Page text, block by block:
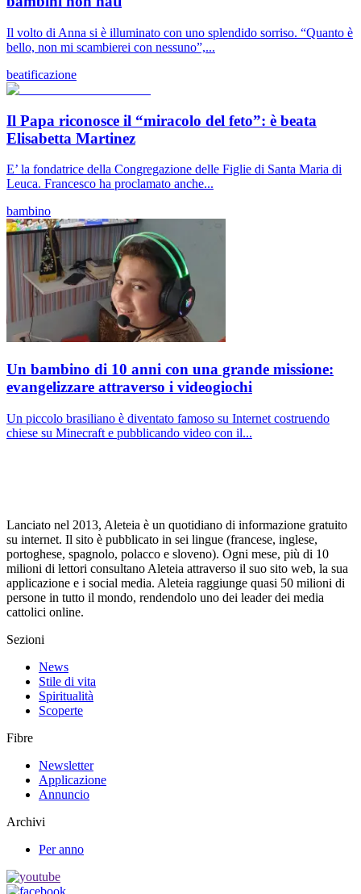
Il volto di Anna si è illuminato con uno splendido sorriso. “Quanto è
bello, non mi scambierei con nessuno”,...
beatificazione
Il Papa riconosce il “miracolo del feto”: è beata
Elisabetta Martinez
E’ la fondatrice della Congregazione delle Figlie di Santa Maria di
Leuca. Francesco ha proclamato anche...
bambino
Un bambino di 10 anni con una grande missione:
evangelizzare attraverso i videogiochi
Un piccolo brasiliano è diventato famoso su Internet costruendo
chiese su Minecraft e pubblicando video con il...
Lanciato nel 2013, Aleteia è un quotidiano di informazione gratuito
su internet. Il sito è pubblicato in sei lingue (francese, inglese,
portoghese, spagnolo, polacco e sloveno). Ogni mese, più di 10
milioni di lettori consultano Aleteia attraverso il suo sito web, la sua
applicazione e i social media. Aleteia raggiunge quasi 50 milioni di
persone in tutto il mondo, rendendolo uno dei leader dei media
cattolici online.
Sezioni
News
Stile di vita
Spiritualità
Scoperte
Fibre
Newsletter
Applicazione
Annuncio
Archivi
Per anno